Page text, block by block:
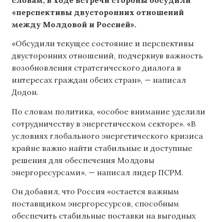
«перспективы двусторонних отношений
между Молдовой и Россией».
«Обсудили текущее состояние и перспективы
двусторонних отношений, подчеркнув важность
возобновления стратегического диалога в
интересах граждан обеих стран», — написал
Додон.
По словам политика, «особое внимание уделили
сотрудничеству в энергетическом секторе». «В
условиях глобального энергетического кризиса
крайне важно найти стабильные и доступные
решения для обеспечения Молдовы
энергоресурсами», — написал лидер ПСРМ.
Он добавил, что Россия «остается важным
поставщиком энергоресурсов, способным
обеспечить стабильные поставки на выгодных